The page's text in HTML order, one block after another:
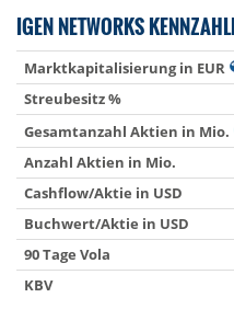
IGEN NETWORKS
Marktkapitalisierung in EUR
Streubesitz %
Gesamtanzahl Aktien in Mio.
Anzahl Aktien in Mio.
Cashflow/Aktie in USD
Buchwert/Aktie in USD
90 Tage Vola
KBV